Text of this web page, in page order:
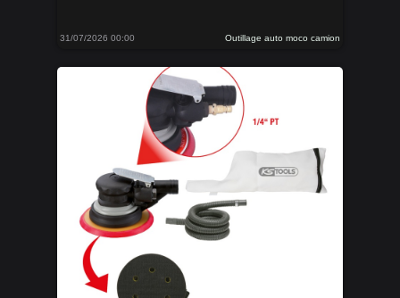
31/07/2026 00:00 Outillage auto moco camion